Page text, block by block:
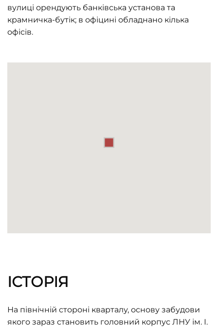
вулиці орендують банківська установа та
крамничка-бутік; в офіцині обладнано кілька
офісів.
ІСТОРІЯ
На північній стороні кварталу, основу забудови
якого зараз становить головний корпус ЛНУ ім. І.